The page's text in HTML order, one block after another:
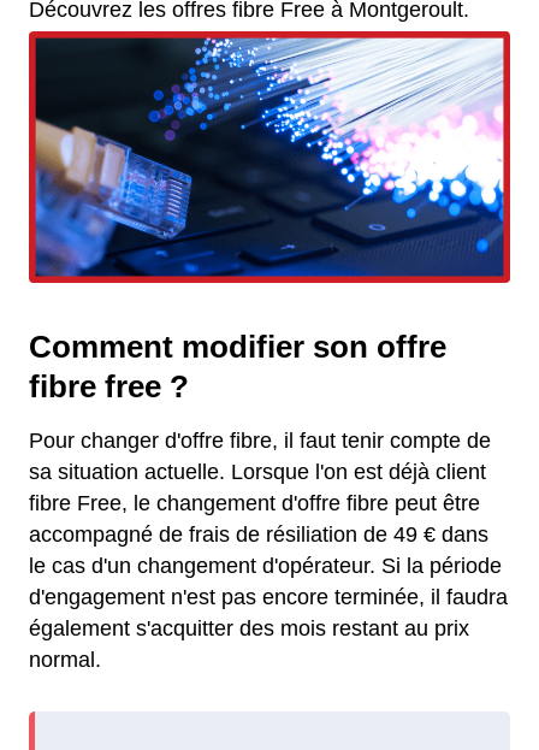
Découvrez les offres fibre Free à Montgeroult.
Comment modifier son offre
fibre free ?
Pour changer d'offre fibre, il faut tenir compte de
sa situation actuelle. Lorsque l'on est déjà client
fibre Free, le changement d'offre fibre peut être
accompagné de frais de résiliation de 49 € dans
le cas d'un changement d'opérateur. Si la période
d'engagement n'est pas encore terminée, il faudra
également s'acquitter des mois restant au prix
normal.